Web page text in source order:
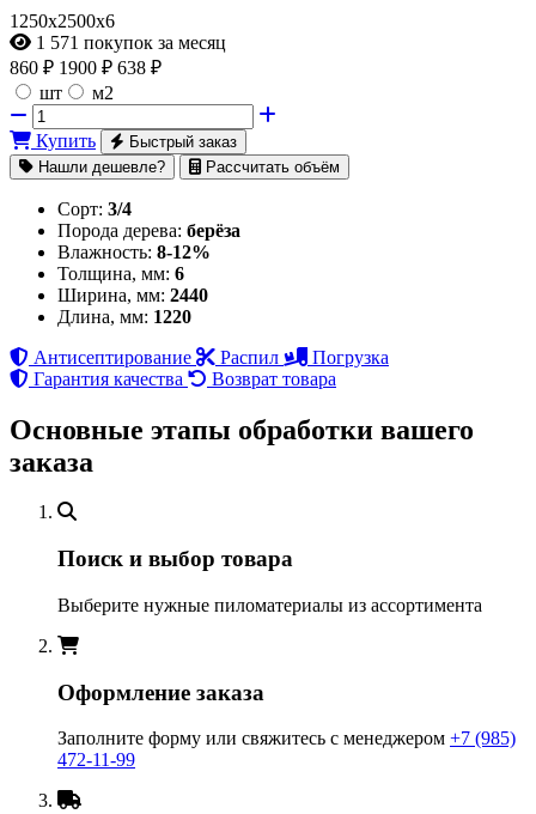
1250х2500х6
1 571 покупок за месяц
860 ₽ 1900 ₽ 638 ₽
шт
м2
Купить
Быстрый заказ
Нашли дешевле?
Рассчитать объём
Сорт: 3/4
Порода дерева: берёза
Влажность: 8-12%
Толщина, мм: 6
Ширина, мм: 2440
Длина, мм: 1220
Антисептирование
Распил
Погрузка
Гарантия качества
Возврат товара
Основные этапы обработки вашего
заказа
Поиск и выбор товара
Выберите нужные пиломатериалы из ассортимента
Оформление заказа
Заполните форму или свяжитесь с менеджером +7 (985)
472-11-99